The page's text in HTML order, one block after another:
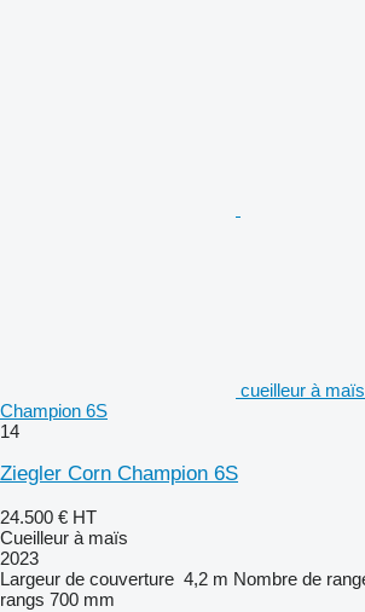
cueilleur à
Champion 6S
14
Ziegler Corn Champion 6S
24.500 € HT
Cueilleur à maïs
2023
Largeur de couverture 4,2 m Nombre de
rangs 700 mm